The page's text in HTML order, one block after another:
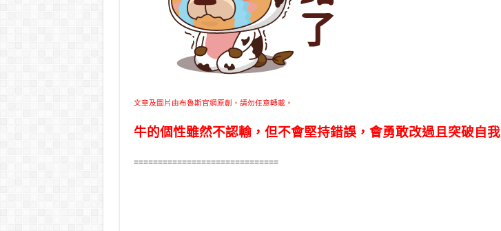
文章及圖片由布魯斯官網原創，請勿任意轉載。
牛的個性雖然不認輸，但不會堅持錯誤，會勇敢改過且突破自我
==============================